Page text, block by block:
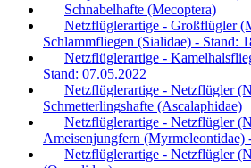
Schnabelhafte (Mecoptera)
Netzflüglerartige - Großflügler
Schlammfliegen (Sialidae) - Stand:
Netzflüglerartige -
Stand: 07.05.2022
Netzflüglerartige - Netzflügler
Schmetterlingshafte (Ascalaphidae)
Netzflüglerartige - Netzflügler
Ameisenjungfern (Myrmeleontidae)
Netzflüglerartige - Netzflügler